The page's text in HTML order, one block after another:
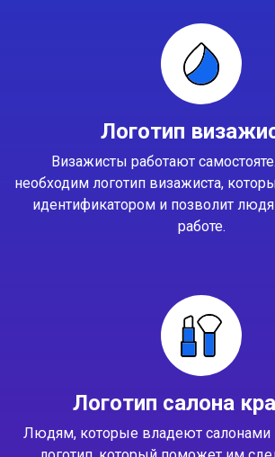
Логотип
Визажисты работают
необходим логотип визажиста,
идентификатором и позволит
работе.
Логотип салона
Людям, которые владеют салонами